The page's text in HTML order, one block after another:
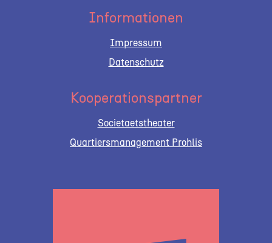
Informationen
Impressum
Datenschutz
Kooperationspartner
Societaetstheater
Quartiersmanagement Prohlis